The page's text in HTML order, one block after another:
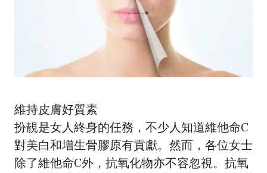
維持皮膚好質素
扮靚是女人終身的任務，不少人知道維他命C
對美白和增生骨膠原有貢獻。然而，各位女士
除了維他命C外，抗氧化物亦不容忽視。抗氧